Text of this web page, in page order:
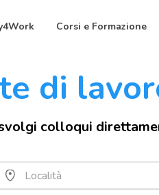
Corsi e Formazione
di
colloqui